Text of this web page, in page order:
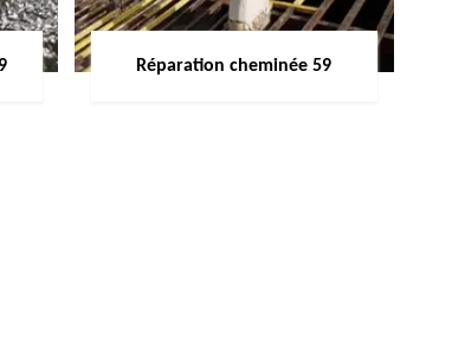
Réparation cheminée 59